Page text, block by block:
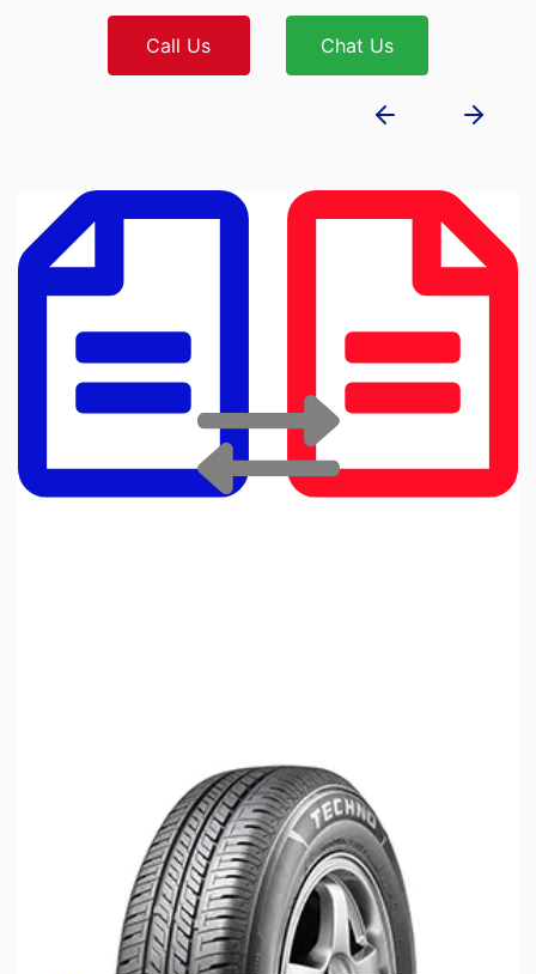
Call Us Chat Us
Bridgestone Techno T-newTECAZ T - 185/70